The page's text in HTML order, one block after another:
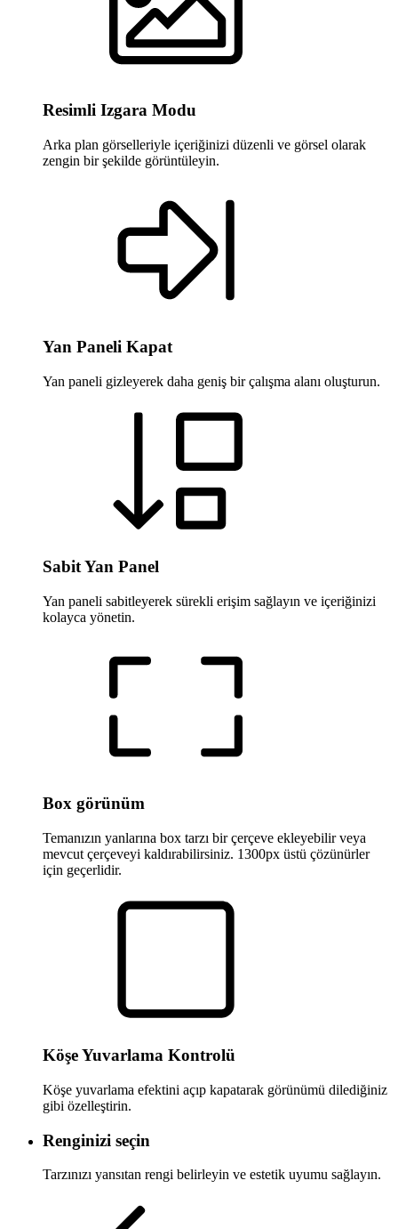
Resimli Izgara Modu
Arka plan görselleriyle içeriğinizi düzenli ve görsel olarak
zengin bir şekilde görüntüleyin.
Yan Paneli Kapat
Yan paneli gizleyerek daha geniş bir çalışma alanı oluşturun.
Sabit Yan Panel
Yan paneli sabitleyerek sürekli erişim sağlayın ve içeriğinizi
kolayca yönetin.
Box görünüm
Temanızın yanlarına box tarzı bir çerçeve ekleyebilir veya
mevcut çerçeveyi kaldırabilirsiniz. 1300px üstü çözünürler
için geçerlidir.
Köşe Yuvarlama Kontrolü
Köşe yuvarlama efektini açıp kapatarak görünümü dilediğiniz
gibi özelleştirin.
Renginizi seçin
Tarzınızı yansıtan rengi belirleyin ve estetik uyumu sağlayın.